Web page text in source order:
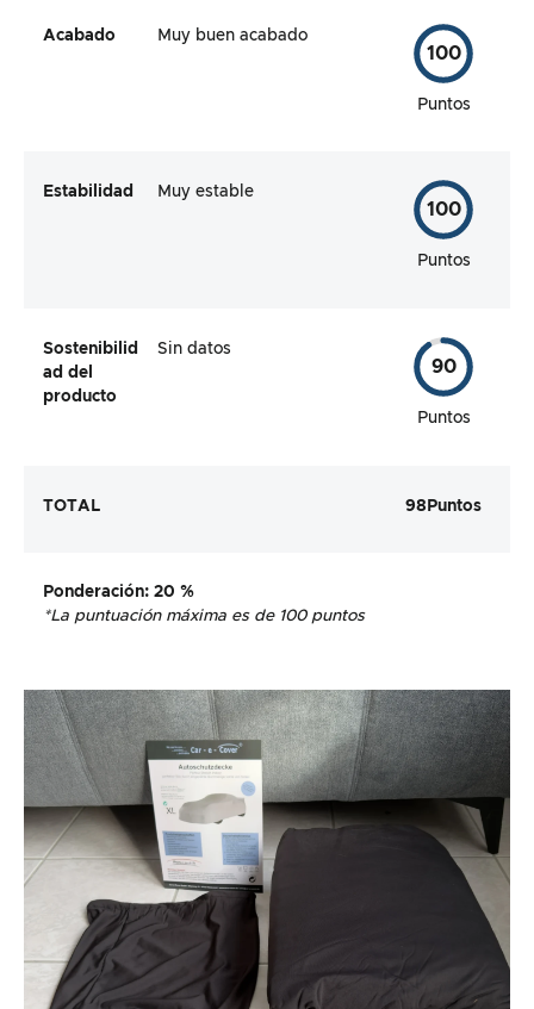
Acabado Muy buen acabado
100
Puntos
Estabilidad Muy estable
100
Puntos
Sostenibilid
ad del
producto
Sin datos
90
Puntos
TOTAL 98 Puntos
Ponderación: 20 %
*La puntuación máxima es de 100 puntos